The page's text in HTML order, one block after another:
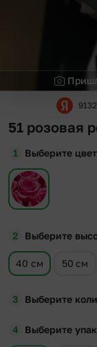
51 розовая
Выберите
Выберите
40 см 50 см
Выберите
Выберите